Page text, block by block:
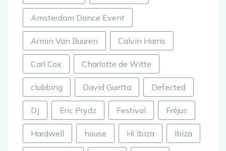
Amsterdam Dance Event
Armin Van Buuren Calvin Harris
Carl Cox Charlotte de Witte
clubbing David Guetta Defected
DJ Eric Prydz Festival Fréjus
Hardwell house Hï Ibiza Ibiza